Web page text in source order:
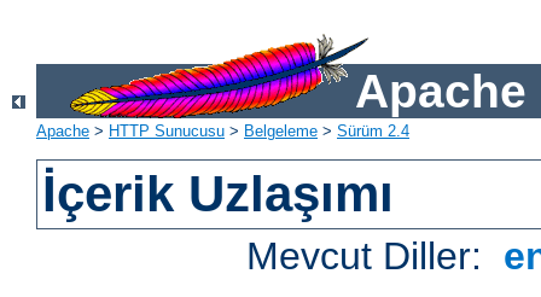
Apache
Apache > HTTP Sunucusu > Belgeleme > Sürüm 2.4
İçerik Uzlaşımı
Mevcut Diller: